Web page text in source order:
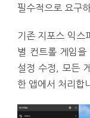
필수적으로 요구
기존 지포스 익스
별 컨트롤 게임
설정 수정, 모든
한 앱에서 처리합